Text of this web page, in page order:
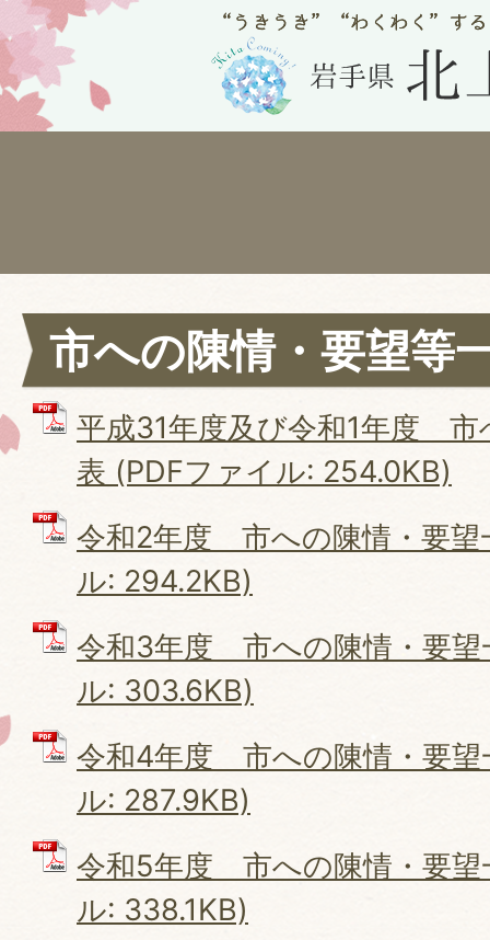
市への陳情・要望等
平成31年度及び令和1年度 市
表 (PDFファイル: 254.0KB)
令和2年度 市への陳情・要望
ル: 294.2KB)
令和3年度 市への陳情・要望
ル: 303.6KB)
令和4年度 市への陳情・要望
ル: 287.9KB)
令和5年度 市への陳情・要望
ル: 338.1KB)